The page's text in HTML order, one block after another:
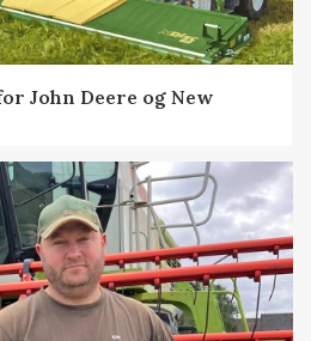
John Deere og New